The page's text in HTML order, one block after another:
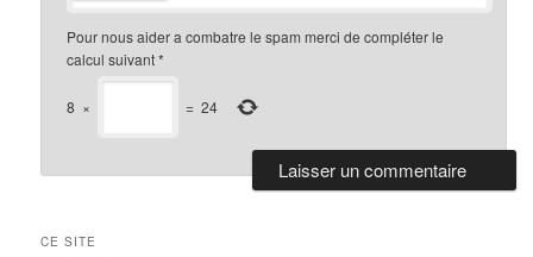
Pour nous aider a combatre le spam merci de compléter le
calcul suivant*
8 × = 24
CE SITE